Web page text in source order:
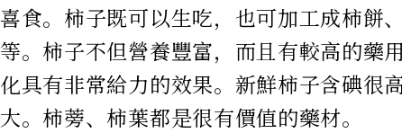
喜食。柿子既可以生吃，也可加工成柿餅
等。柿子不但營養豐富，而且有較高的藥
化具有非常給力的效果。新鮮柿子含碘很
大。柿蒡、柿葉都是很有價值的藥材。